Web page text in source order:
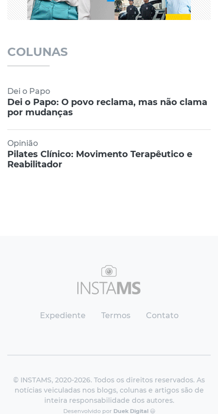
COLUNAS
Dei o Papo
Dei o Papo: O povo reclama, mas não clama
por mudanças
Opinião
Pilates Clínico: Movimento Terapêutico e
Reabilitador
Expediente Termos Contato
© INSTAMS, 2020-2026. Todos os direitos reservados. As
notícias veiculadas nos blogs, colunas e artigos são de
inteira responsabilidade dos autores.
Desenvolvido por Duek Digital😃